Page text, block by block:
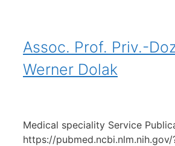
Assoc. Prof. Priv.-
Werner Dolak
Medical speciality Service
https://